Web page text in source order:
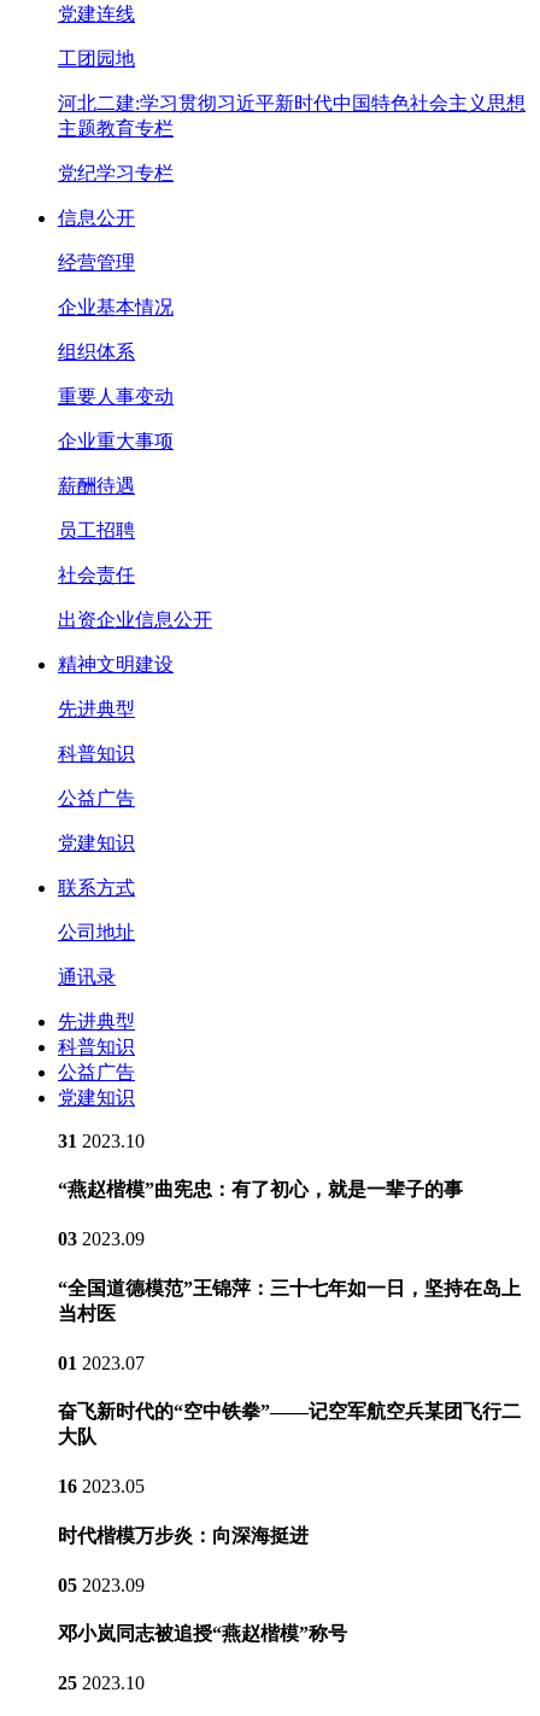
党建连线
工团园地
河北二建:学习贯彻习近平新时代中国特色社会主义思想
主题教育专栏
党纪学习专栏
信息公开
经营管理
企业基本情况
组织体系
重要人事变动
企业重大事项
薪酬待遇
员工招聘
社会责任
出资企业信息公开
精神文明建设
先进典型
科普知识
公益广告
党建知识
联系方式
公司地址
通讯录
先进典型
科普知识
公益广告
党建知识
31 2023.10
“燕赵楷模”曲宪忠：有了初心，就是一辈子的事
03 2023.09
“全国道德模范”王锦萍：三十七年如一日，坚持在岛上
当村医
01 2023.07
奋飞新时代的“空中铁拳”——记空军航空兵某团飞行二
大队
16 2023.05
时代楷模万步炎：向深海挺进
05 2023.09
邓小岚同志被追授“燕赵楷模”称号
25 2023.10